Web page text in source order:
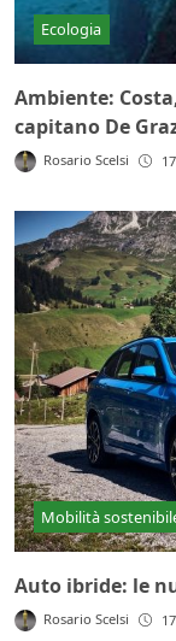
Ecologia
Ambiente:
capitano De
Rosario Scelsi
Mobilità
Auto ibride: le
Rosario Scelsi